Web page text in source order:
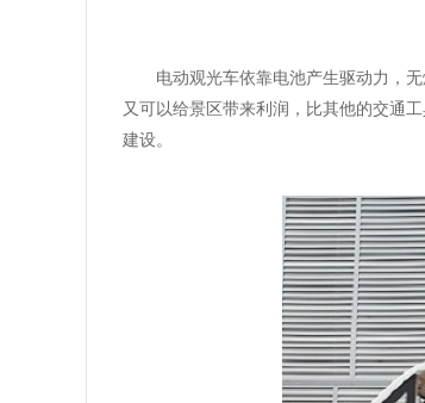
电动观光车依靠电池产生驱动力，
又可以给景区带来利润，比其他的交通
建设。